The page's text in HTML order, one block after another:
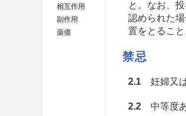
相互作用
副作用
薬価
と。なお、
認められた
置をとるこ
禁忌
2.1妊婦又は
2.2中等度あ